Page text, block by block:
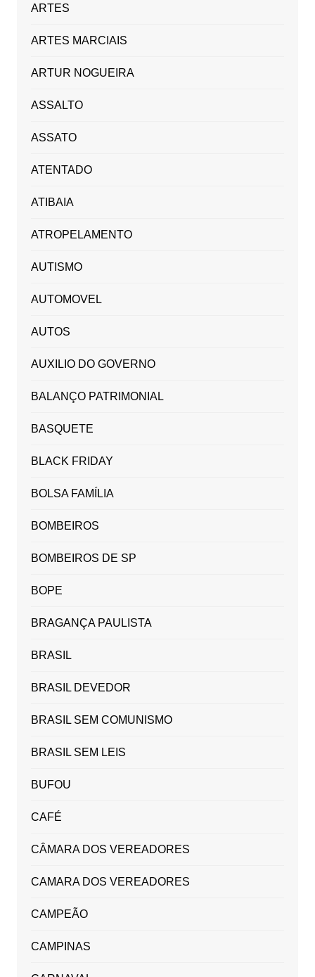
ARTES
ARTES MARCIAIS
ARTUR NOGUEIRA
ASSALTO
ASSATO
ATENTADO
ATIBAIA
ATROPELAMENTO
AUTISMO
AUTOMOVEL
AUTOS
AUXILIO DO GOVERNO
BALANÇO PATRIMONIAL
BASQUETE
BLACK FRIDAY
BOLSA FAMÍLIA
BOMBEIROS
BOMBEIROS DE SP
BOPE
BRAGANÇA PAULISTA
BRASIL
BRASIL DEVEDOR
BRASIL SEM COMUNISMO
BRASIL SEM LEIS
BUFOU
CAFÉ
CÂMARA DOS VEREADORES
CAMARA DOS VEREADORES
CAMPEÃO
CAMPINAS